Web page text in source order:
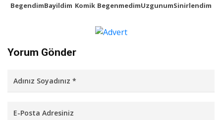
BegendimBayildim Komik BegenmedimUzgunumSinirlendim
Yorum Gönder